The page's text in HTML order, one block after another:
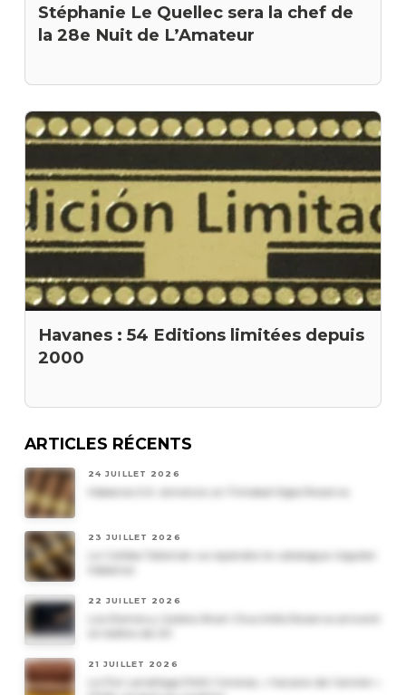
Stéphanie Le Quellec sera la chef de
la 28e Nuit de L’Amateur
Havanes : 54 Editions limitées depuis
2000
ARTICLES RÉCENTS
24 JUILLET 2026
Habanos S.A. annonce un Trinidad Vigia Reserva
23 JUILLET 2026
Le Cohiba Talismán va rejoindre le catalogue régulier
Habanos
22 JUILLET 2026
Les Romeo y Julieta Short Churchills Reserva arrivent
21 JUILLET 2026
Le Por Larrañaga Petit Coronas, « havane de l’année »